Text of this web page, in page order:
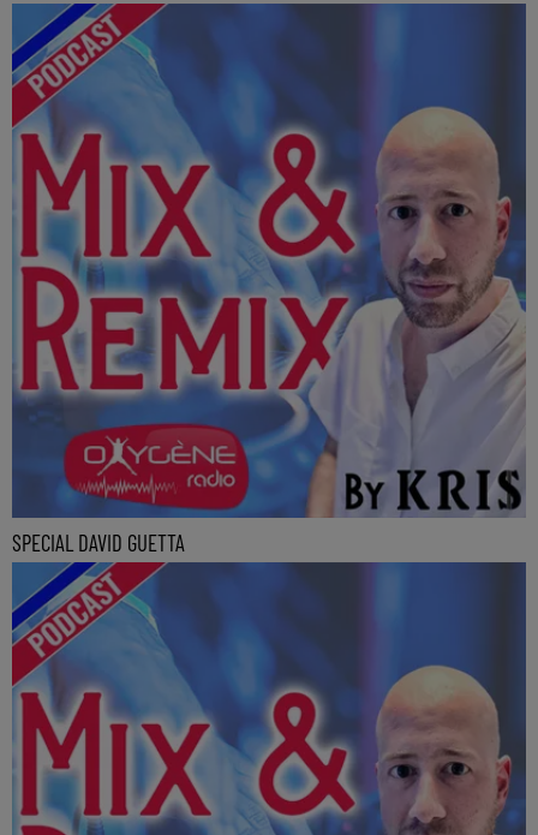
SPECIAL DAVID GUETTA